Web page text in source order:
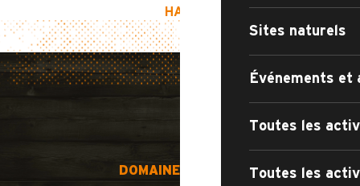
Sites naturels
Événements et
Toutes les
Toutes les
HAUT DE PAGE
DOMAINE SKIABLE